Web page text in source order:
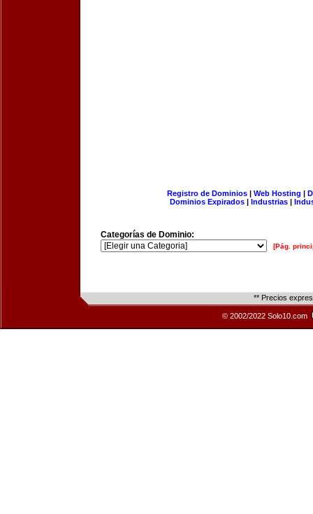
Registro de Dominios| Web Hosting |
Dominios Expirados | Industrias |
Categorías de Dominio:
[Pág.
** Precios
© 2002/2022 Solo10.com